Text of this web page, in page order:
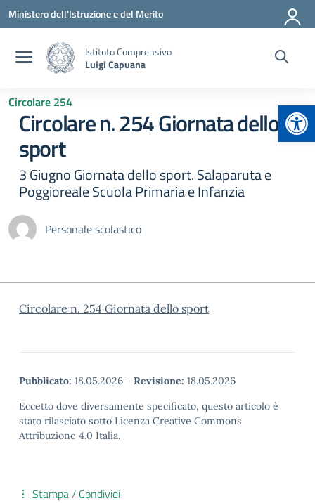
Vai ai contenuti
Vai al menu di navigazione
Vai al footer
Ministero dell'Istruzione e del Merito
Istituto Comprensivo
Luigi Capuana
Circolare 254
Circolare n. 254 Giornata dello
sport
3 Giugno Giornata dello sport. Salaparuta e
Poggioreale Scuola Primaria e Infanzia
Personale scolastico
Circolare n. 254 Giornata dello sport
Pubblicato: 18.05.2026 - Revisione: 18.05.2026
Eccetto dove diversamente specificato, questo articolo è
stato rilasciato sotto Licenza Creative Commons
Attribuzione 4.0 Italia.
Stampa / Condividi